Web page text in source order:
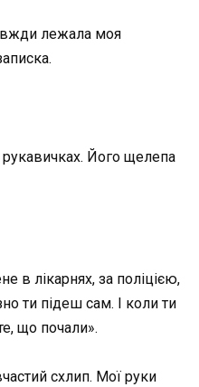
лежала моя
Його щелепа
в лікарнях, за поліцією,
ти підеш сам. І коли ти
що почали».
схлип. Мої руки